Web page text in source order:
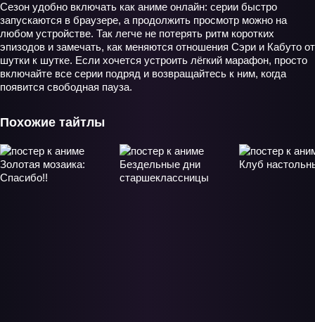
Сезон удобно включать как аниме онлайн: серии быстро
запускаются в браузере, а продолжить просмотр можно на
любом устройстве. Так легче не потерять ритм коротких
эпизодов и замечать, как меняются отношения Сэри и Кабуто от
шутки к шутке. Если хочется устроить лёгкий марафон, просто
включайте все серии подряд и возвращайтесь к ним, когда
появится свободная пауза.
Похожие тайтлы